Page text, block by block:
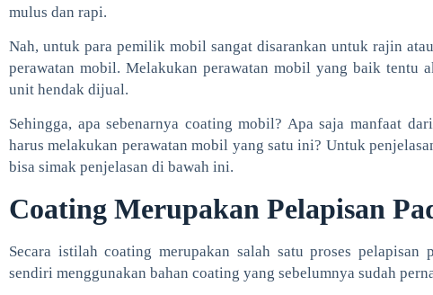
mulus dan rapi.
Nah, untuk para pemilik mobil sangat disarankan untuk rajin
perawatan mobil. Melakukan perawatan mobil yang baik tentu
unit hendak dijual.
Sehingga, apa sebenarnya coating mobil? Apa saja manfaat
harus melakukan perawatan mobil yang satu ini? Untuk
bisa simak penjelasan di bawah ini.
Coating Merupakan Pelapisan
Secara istilah coating merupakan salah satu proses pelapisan
sendiri menggunakan bahan coating yang sebelumnya sudah